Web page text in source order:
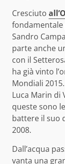
Cresciuto
fondamentale
Sandro
parte anche
con il
ha già vinto
Mondiali
Luca Marin di
queste sono
battere il suo
2008.
Dall’acqua
vanta una